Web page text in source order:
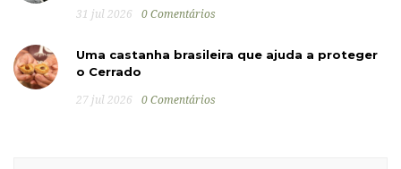
31 jul 2026 0 Comentários
Uma castanha brasileira que ajuda a proteger
o Cerrado
27 jul 2026 0 Comentários